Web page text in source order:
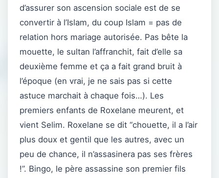
d’assurer son ascension sociale est de se
convertir à l’Islam, du coup Islam = pas de
relation hors mariage autorisée. Pas bête la
mouette, le sultan l’affranchit, fait d’elle sa
deuxième femme et ça a fait grand bruit à
l’époque (en vrai, je ne sais pas si cette
astuce marchait à chaque fois…). Les
premiers enfants de Roxelane meurent, et
vient Selim. Roxelane se dit “chouette, il a l’air
plus doux et gentil que les autres, avec un
peu de chance, il n’assasinera pas ses frères
!”. Bingo, le père assassine son premier fils